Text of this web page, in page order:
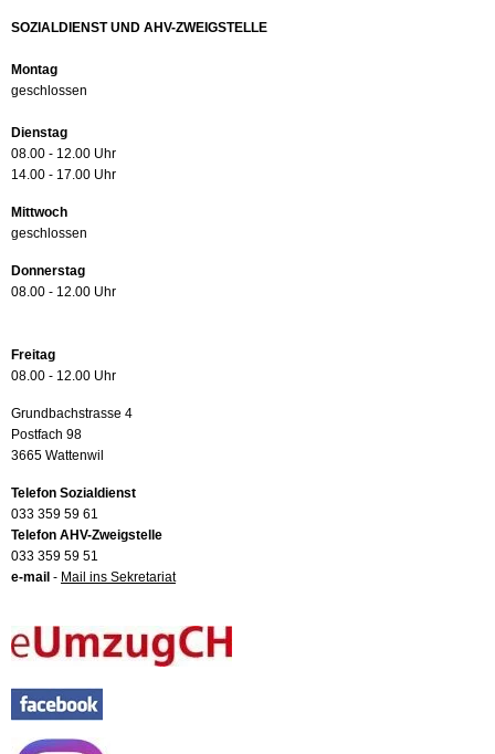
SOZIALDIENST UND AHV-ZWEIGSTELLE
Montag
geschlossen
Dienstag
08.00 - 12.00 Uhr
14.00 - 17.00 Uhr
Mittwoch
geschlossen
Donnerstag
08.00 - 12.00 Uhr
Freitag
08.00 - 12.00 Uhr
Grundbachstrasse 4
Postfach 98
3665 Wattenwil
Telefon Sozialdienst
033 359 59 61
Telefon AHV-Zweigstelle
033 359 59 51
e-mail - Mail ins Sekretariat